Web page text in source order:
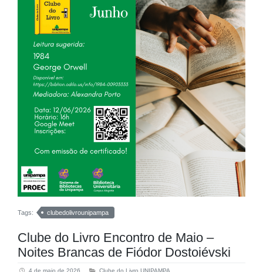
Tags: clubedolivrounipampa
Clube do Livro Encontro de Maio –
Noites Brancas de Fiódor Dostoiévski
4 de maio de 2026 Clube do Livro UNIPAMPA